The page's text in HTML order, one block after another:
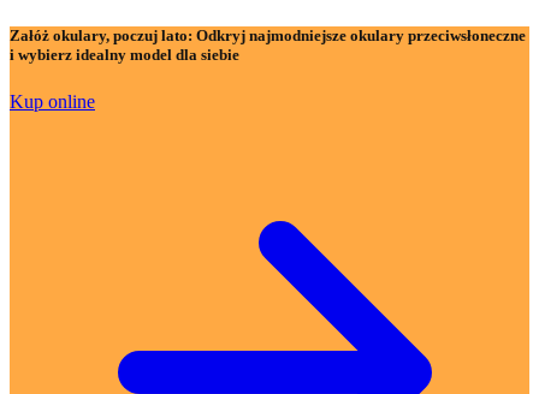
Załóż okulary, poczuj lato: Odkryj najmodniejsze okulary przeciwsłoneczne
i wybierz idealny model dla siebie
Kup online